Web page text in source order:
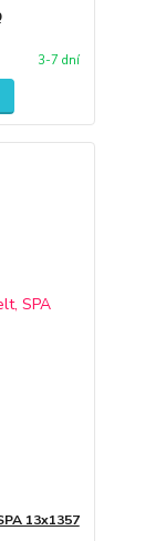
3-7 dní
13x1357